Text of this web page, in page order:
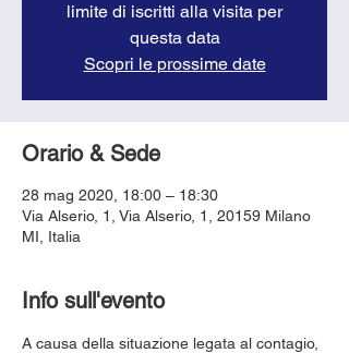
limite di iscritti alla visita per
questa data
Scopri le prossime date
Orario & Sede
28 mag 2020, 18:00 – 18:30
Via Alserio, 1, Via Alserio, 1, 20159 Milano
MI, Italia
Info sull'evento
A causa della situazione legata al contagio,